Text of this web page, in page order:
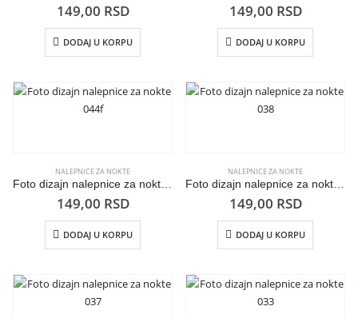
149,00 RSD
DODAJ U KORPU
149,00 RSD
DODAJ U KORPU
NALEPNICE ZA NOKTE
Foto dizajn nalepnice za nokte 044f
149,00 RSD
DODAJ U KORPU
NALEPNICE ZA NOKTE
Foto dizajn nalepnice za nokte 038
149,00 RSD
DODAJ U KORPU